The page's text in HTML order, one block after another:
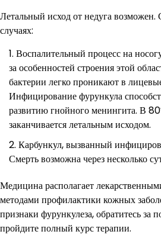
Летальный исход от недуга возможен.
случаях:
Воспалительный процесс на
за особенностей строения этой
бактерии легко проникают в
Инфицирование фурункула
развитию гнойного менингита. В
заканчивается летальным исходом.
Карбункул, вызванный
Смерть возможна через несколько
Медицина располагает
методами профилактики кожных
признаки фурункулеза, обратитесь за
пройдите полный курс терапии.